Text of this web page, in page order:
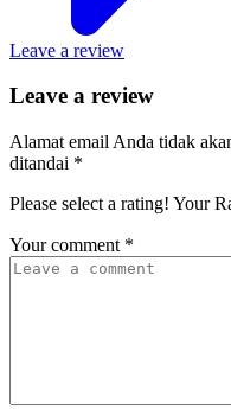
Leave a review
Leave a review
Alamat email Anda tidak
ditandai *
Please select a rating! Your
Your comment *